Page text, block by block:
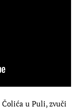
u Puli, zvuči